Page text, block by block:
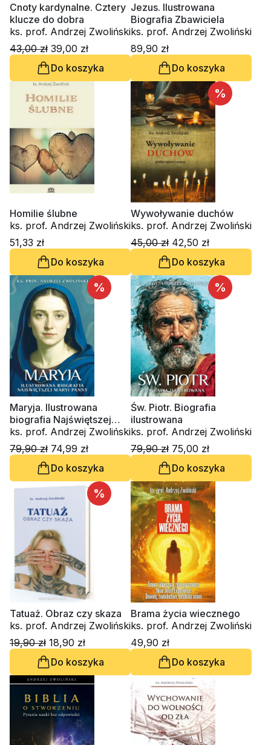
Cnoty kardynalne. Cztery
klucze do dobra
ks. prof. Andrzej Zwoliński
43,00 zł 39,00 zł
Do koszyka
Jezus. Ilustrowana
Biografia Zbawiciela
ks. prof. Andrzej Zwoliński
89,90 zł
Do koszyka
Homilie ślubne
ks. prof. Andrzej Zwoliński
51,33 zł
Do koszyka
%
Wywoływanie duchów
ks. prof. Andrzej Zwoliński
45,00 zł 42,50 zł
Do koszyka
%
Maryja. Ilustrowana
biografia Najświętszej
Maryi Panny
ks. prof. Andrzej Zwoliński
79,90 zł 74,99 zł
Do koszyka
%
Św. Piotr. Biografia
ilustrowana
ks. prof. Andrzej Zwoliński
79,90 zł 75,00 zł
Do koszyka
%
Tatuaż. Obraz czy skaza
ks. prof. Andrzej Zwoliński
19,90 zł 18,90 zł
Do koszyka
Brama życia wiecznego
ks. prof. Andrzej Zwoliński
49,90 zł
Do koszyka